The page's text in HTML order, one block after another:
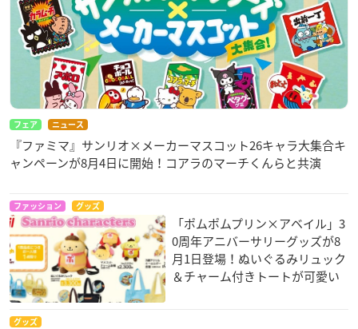
フェア ニュース
『ファミマ』サンリオ×メーカーマスコット26キャラ大集合キ
ャンペーンが8月4日に開始！コアラのマーチくんらと共演
ファッション グッズ
「ポムポムプリン×アベイル」3
0周年アニバーサリーグッズが8
月1日登場！ぬいぐるみリュック
＆チャーム付きトートが可愛い
グッズ